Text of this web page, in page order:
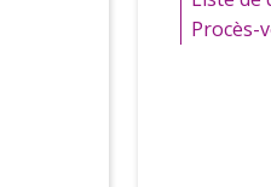
Procès-